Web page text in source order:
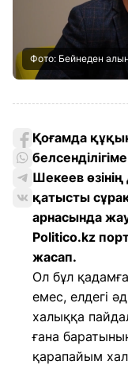
Фото: Бейнеден
Қоғамда
Шекеев
қатысты
арнасында
Politico.kz
жасап.
Ол бұл
емес, елдегі
халыққа
ғана
қарапайым